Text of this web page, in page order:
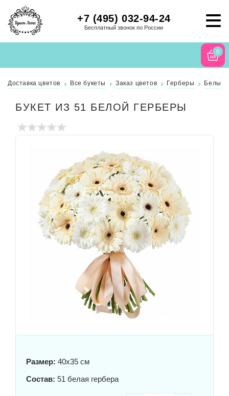
+7 (495) 032-94-24
Бесплатный звонок по России
0
Доставка цветов Все букеты Заказ цветов Герберы Белые
БУКЕТ ИЗ 51 БЕЛОЙ ГЕРБЕРЫ
Размер: 40x35 см
Состав: 51 белая гербера